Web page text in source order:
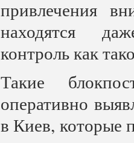
привлечения
находятся
контроль как
Такие
оперативно
в Киев, которые